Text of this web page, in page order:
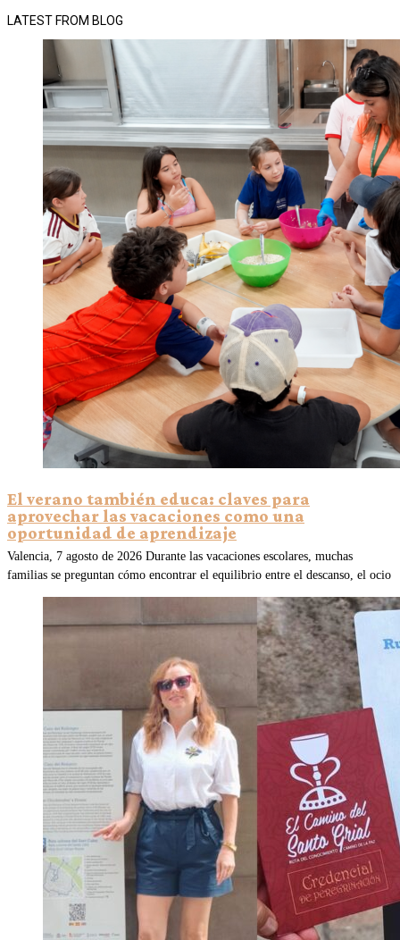
LATEST FROM BLOG
El verano también educa: claves para
aprovechar las vacaciones como una
oportunidad de aprendizaje
Valencia, 7 agosto de 2026 Durante las vacaciones escolares, muchas
familias se preguntan cómo encontrar el equilibrio entre el descanso, el ocio